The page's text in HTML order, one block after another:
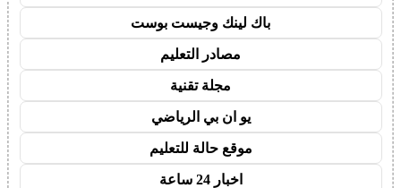
باك لينك وجيست بوست
مصادر التعليم
مجلة تقنية
يو ان بي الرياضي
موقع حالة للتعليم
اخبار 24 ساعة